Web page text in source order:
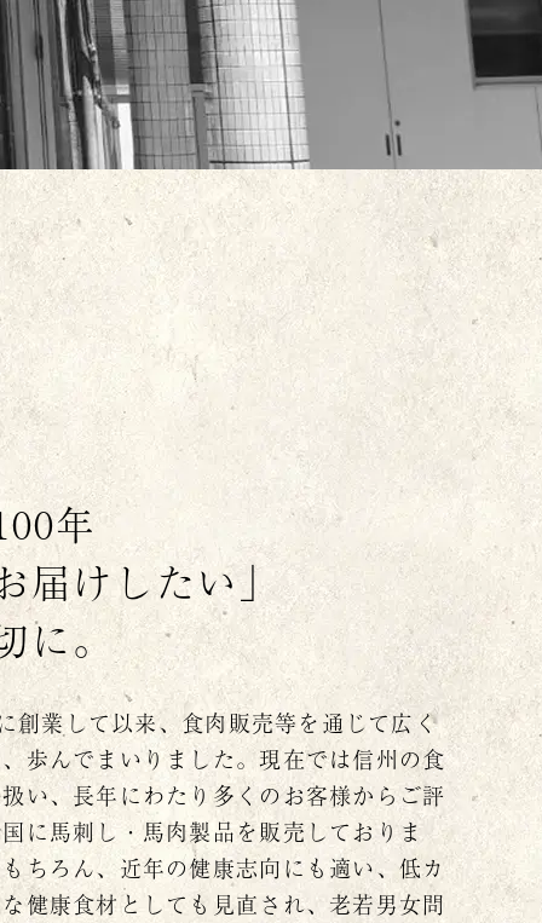
年
届けしたい」
に。
創業して以来、食肉販売等を通じて広く
歩んでまいりました。現在では信州の食
い、長年にわたり多くのお客様からご評
に馬刺し・馬肉製品を販売しておりま
ちろん、近年の健康志向にも適い、低カ
健康食材としても見直され、老若男女問